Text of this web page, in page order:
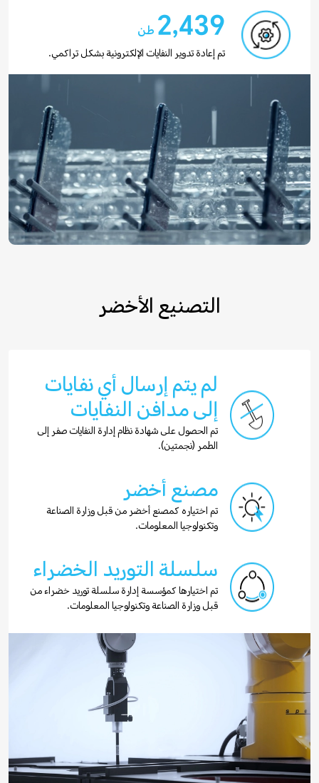
2,439 طن
تم إعادة تدوير النفايات الإلكترونية بشكل تراكمي.
التصنيع الأخضر
لم يتم إرسال أي نفايات
إلى مدافن النفايات
تم الحصول على شهادة نظام إدارة النفايات صفر إلى
الطمر (نجمتين).
مصنع أخضر
تم اختياره كمصنع أخضر من قبل وزارة الصناعة
وتكنولوجيا المعلومات.
سلسلة التوريد الخضراء
تم اختيارها كمؤسسة إدارة سلسلة توريد خضراء من
قبل وزارة الصناعة وتكنولوجيا المعلومات.